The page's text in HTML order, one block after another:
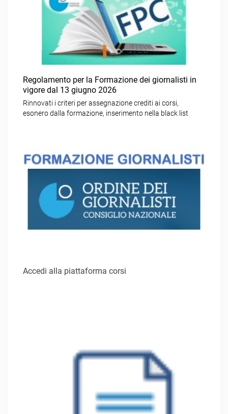
Regolamento per la Formazione dei giornalisti in
vigore dal 13 giugno 2026
Rinnovati i criteri per assegnazione crediti ai corsi,
esonero dalla formazione, inserimento nella black list
Accedi alla piattaforma corsi